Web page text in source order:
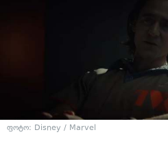
ფოტო: Disney / Marvel